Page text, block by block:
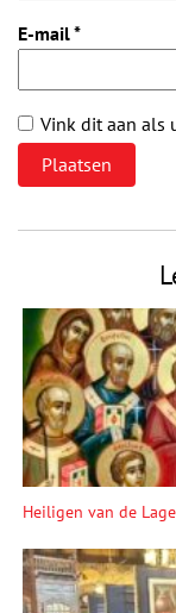
E-mail*
Vink dit aan als
Heiligen van de